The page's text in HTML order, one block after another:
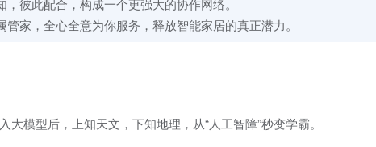
彼此配合，构成一个更强大的协作网络。
家，全心全意为你服务，释放智能家居的真正潜力。
模型后，上知天文，下知地理，从“人工智障”秒变学霸。